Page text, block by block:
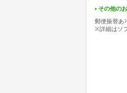
その他の
郵便振替あ
※詳細はソ